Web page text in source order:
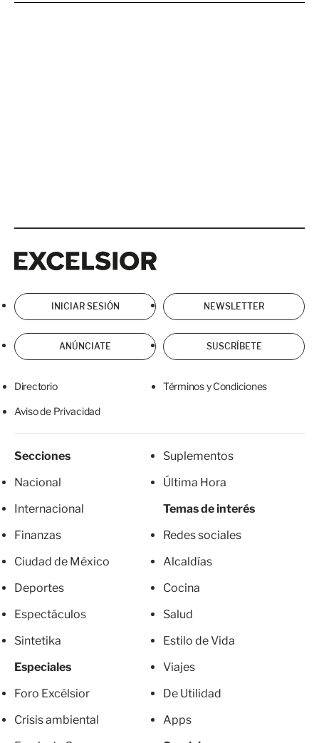
INICIAR SESIÓN NEWSLETTER
ANÚNCIATE SUSCRÍBETE
Directorio Términos y Condiciones
Aviso de Privacidad
Secciones
Nacional
Internacional
Finanzas
Ciudad de México
Deportes
Espectáculos
Sintetika
Especiales
Foro Excélsior
Crisis ambiental
Suplementos
Última Hora
Temas de interés
Redes sociales
Alcaldías
Cocina
Salud
Estilo de Vida
Viajes
De Utilidad
Apps